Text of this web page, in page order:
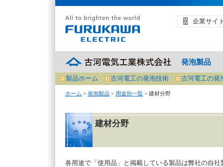
企業サイ
発泡製品
製品ホーム 古河電工の発泡技術 古河電工の発
ホーム > 発泡製品 > 用途別一覧 > 建材分野
建材分野
各用途で「使用品」と掲載している製品は弊社の自